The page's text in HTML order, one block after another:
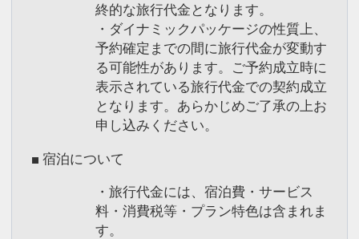
終的な旅行代金となります。
・ダイナミックパッケージの性質上、
予約確定までの間に旅行代金が変動す
る可能性があります。ご予約成立時に
表示されている旅行代金での契約成立
となります。あらかじめご了承の上お
申し込みください。
■ 宿泊について
・旅行代金には、宿泊費・サービス
料・消費税等・プラン特色は含まれま
す。